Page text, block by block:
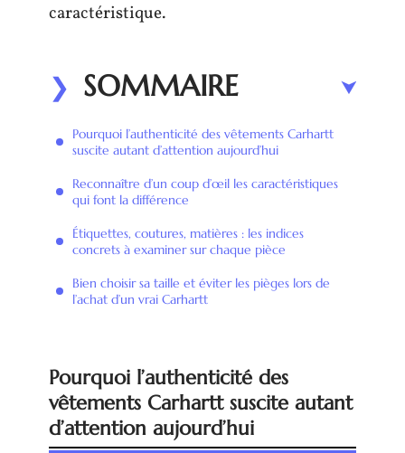
caractéristique.
SOMMAIRE
Pourquoi l’authenticité des vêtements Carhartt
suscite autant d’attention aujourd’hui
Reconnaître d’un coup d’œil les caractéristiques
qui font la différence
Étiquettes, coutures, matières : les indices
concrets à examiner sur chaque pièce
Bien choisir sa taille et éviter les pièges lors de
l’achat d’un vrai Carhartt
Pourquoi l’authenticité des
vêtements Carhartt suscite autant
d’attention aujourd’hui